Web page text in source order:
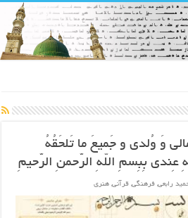
وَ وُلدی و جَمیعَ ما تَلحَقُهُ
عِندی بِبِسمِ اللّهِ الرَّحمنِ الرَّحیمِ
رابعی, فرهنگی, قرآنی, هنری